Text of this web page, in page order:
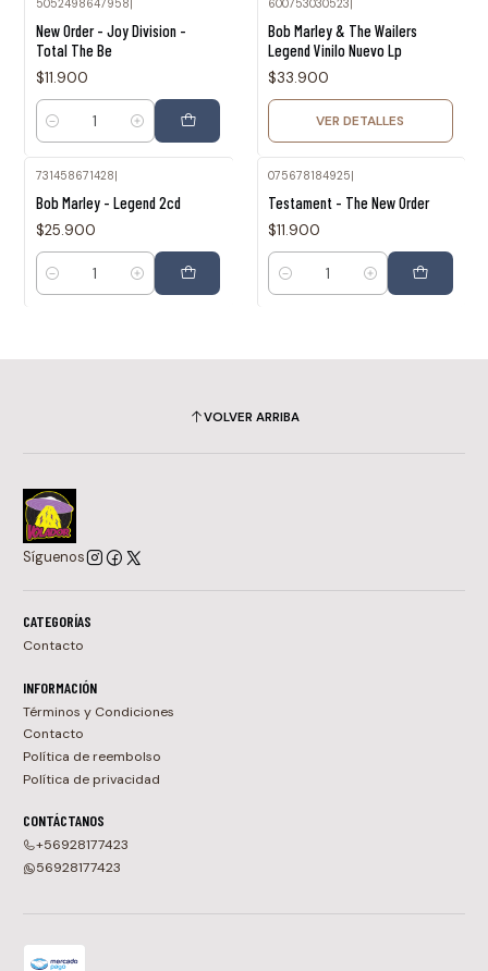
5052498647958
New Order - Joy Division -
Total The Be
$11.900
Cantidad
600753030523
Bob Marley & The Wailers
Legend Vinilo Nuevo Lp
$33.900
VER DETALLES
731458671428|
Bob Marley - Legend 2cd
$25.900
Cantidad
075678184925|
Testament - The New Order
$11.900
Cantidad
VOLVER ARRIBA
Síguenos
CATEGORÍAS
Contacto
INFORMACIÓN
Términos y Condiciones
Contacto
Política de reembolso
Política de privacidad
CONTÁCTANOS
+56928177423
56928177423